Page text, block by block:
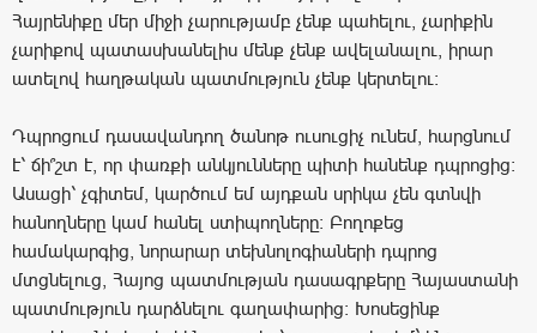
Հայրենիքը մեր միջի չարությամբ չենք պահելու, չարիքին
չարիքով պատասխանելիս մենք չենք ավելանալու, իրար
ատելով հաղթական պատմություն չենք կերտելու։
Դպրոցում դասավանդող ծանոթ ուսուցիչ ունեմ, հարցնում
է՝ ճի՞շտ է, որ փառքի անկյունները պիտի հանենք դպրոցից։
Ասացի՝ չգիտեմ, կարծում եմ այդքան սրիկա չեն գտնվի
հանողները կամ հանել ստիպողները։ Բողոքեց
համակարգից, նորարար տեխնոլոգիաների դպրոց
մտցնելուց, Հայոց պատմության դասագրքերը Հայաստանի
պատմություն դարձնելու գաղափարից։ Խոսեցինք